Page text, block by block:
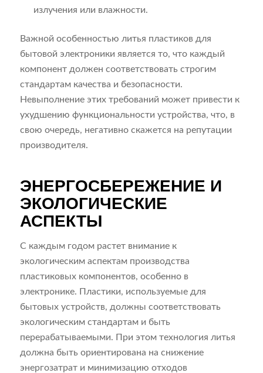
излучения или влажности.
Важной особенностью литья пластиков для
бытовой электроники является то, что каждый
компонент должен соответствовать строгим
стандартам качества и безопасности.
Невыполнение этих требований может привести к
ухудшению функциональности устройства, что, в
свою очередь, негативно скажется на репутации
производителя.
ЭНЕРГОСБЕРЕЖЕНИЕ И
ЭКОЛОГИЧЕСКИЕ
АСПЕКТЫ
С каждым годом растет внимание к
экологическим аспектам производства
пластиковых компонентов, особенно в
электронике. Пластики, используемые для
бытовых устройств, должны соответствовать
экологическим стандартам и быть
перерабатываемыми. При этом технология литья
должна быть ориентирована на снижение
энергозатрат и минимизацию отходов